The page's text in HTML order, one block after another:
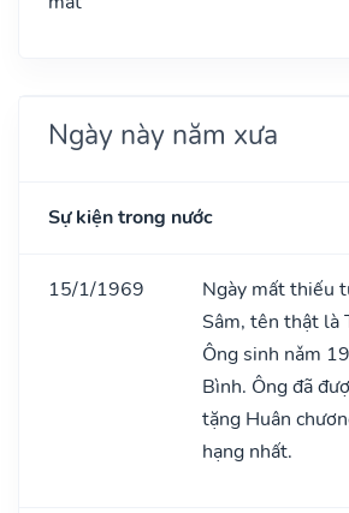
Ngày này năm xưa
Sự kiện trong nước
15/1/1969
Ngày mất thiếu
Sâm, tên thật là
Ông sinh nǎm
Bình. Ông đã
tặng Huân
hạng nhất.